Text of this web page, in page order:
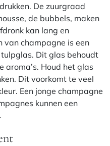
De zuurgraad
de bubbels, maken
kan lang en
van champagne is een
Dit glas behoudt
aroma’s. Houd het glas
Dit voorkomt te veel
Een jonge champagne
kunnen een